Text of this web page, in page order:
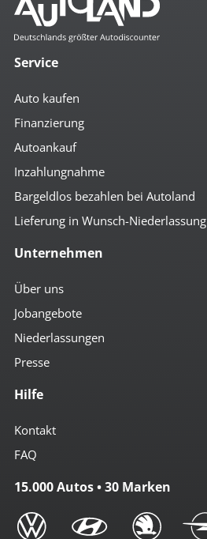
Service
Auto kaufen
Finanzierung
Autoankauf
Inzahlungnahme
Bargeldlos bezahlen bei Autoland
Lieferung in Wunsch-Niederlassung
Unternehmen
Über uns
Jobangebote
Niederlassungen
Presse
Hilfe
Kontakt
FAQ
15.000 Autos • 30 Marken